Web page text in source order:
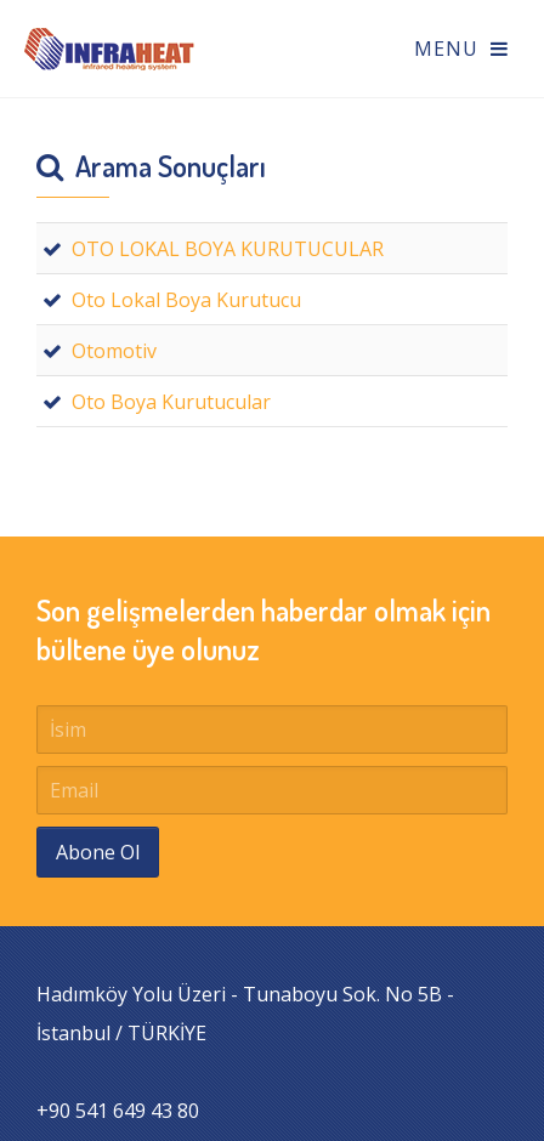
Arama Sonuçları
OTO LOKAL BOYA KURUTUCULAR
Oto Lokal Boya Kurutucu
Otomotiv
Oto Boya Kurutucular
Son gelişmelerden haberdar olmak için
bültene üye olunuz
Abone Ol
Hadımköy Yolu Üzeri - Tunaboyu Sok. No 5B -
İstanbul / TÜRKİYE
+90 541 649 43 80